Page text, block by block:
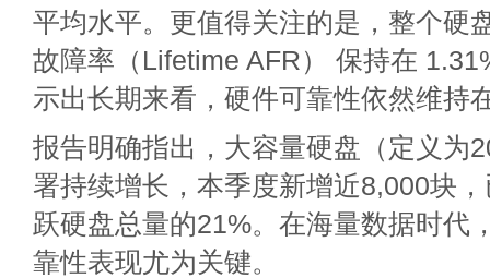
平均水平。更值得关注的是，整个硬
故障率（Lifetime AFR） 保持在
示出长期来看，硬件可靠性依然维持
报告明确指出，大容量硬盘（定义为
署持续增长，本季度新增近8,000块
跃硬盘总量的21%。在海量数据时代
靠性表现尤为关键。